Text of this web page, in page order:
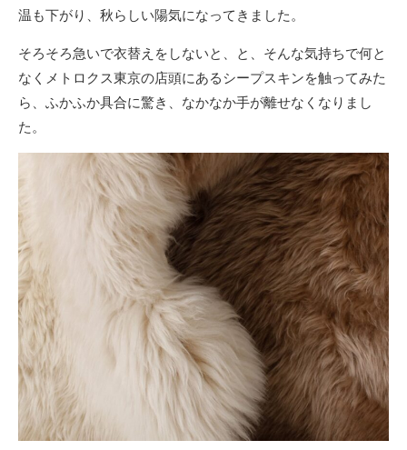
温も下がり、秋らしい陽気になってきました。
そろそろ急いで衣替えをしないと、と、そんな気持ちで何と
なくメトロクス東京の店頭にあるシープスキンを触ってみた
ら、ふかふか具合に驚き、なかなか手が離せなくなりまし
た。